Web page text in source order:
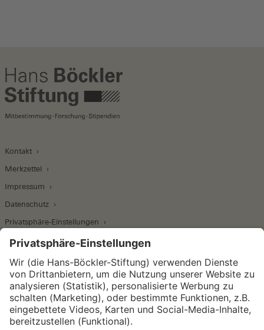
Kontakt
Merkzettel
Impressum
Datenschutz
Privatsphäre-Einstellungen
Wirtschafts- und Sozialwissenschaftliches Institut
Institut für Makroökonomie und
Konjunkturforschung